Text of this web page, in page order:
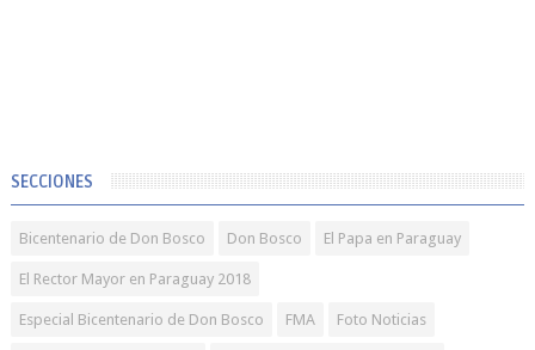
SECCIONES
Bicentenario de Don Bosco Don Bosco El Papa en Paraguay
El Rector Mayor en Paraguay 2018
Especial Bicentenario de Don Bosco FMA Foto Noticias